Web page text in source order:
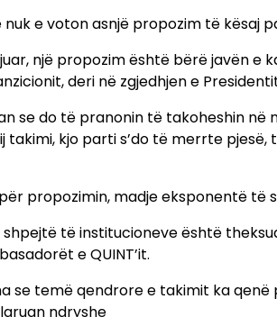
nuk e voton asnjë propozim të kësaj
një propozim është bërë javën e
deri në zgjedhjen e
se do të pranonin të takoheshin
takimi, kjo parti s’do të merrte
propozimin, madje eksponentë të
të institucioneve është
e QUINT’it.
se temë qendrore e takimit ka
ndryshe